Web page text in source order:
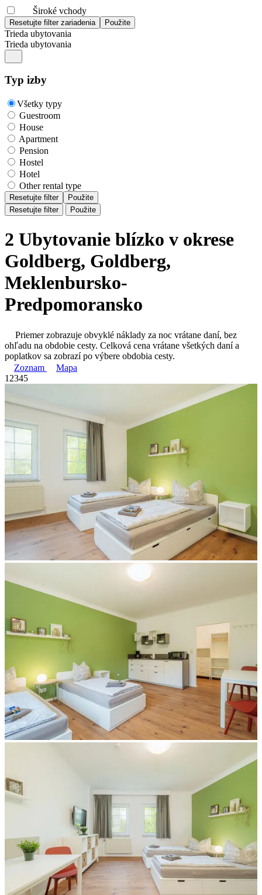
Široké vchody
Trieda ubytovania
Trieda ubytovania
Typ izby
Všetky typy
Guestroom
House
Apartment
Pension
Hostel
Hotel
Other rental type
Resetujte filter
Použite
Resetujte filter
Použite
2 Ubytovanie blízko v okrese
Goldberg, Goldberg,
Meklenbursko-
Predpomoransko
Priemer zobrazuje obvyklé náklady za noc vrátane daní, bez
ohľadu na obdobie cesty. Celková cena vrátane všetkých daní a
poplatkov sa zobrazí po výbere obdobia cesty.
Zoznam
Mapa
1 2345